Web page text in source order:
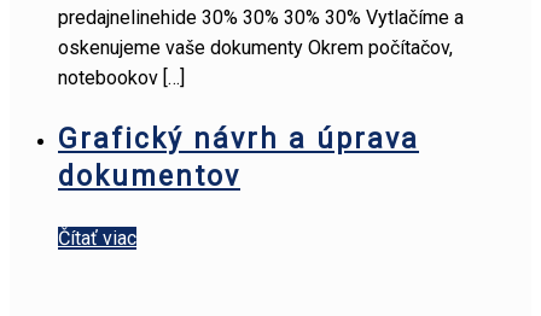
predajnelinehide 30% 30% 30% 30% Vytlačíme a
oskenujeme vaše dokumenty Okrem počítačov,
notebookov […]
Grafický návrh a úprava
dokumentov
Čítať viac